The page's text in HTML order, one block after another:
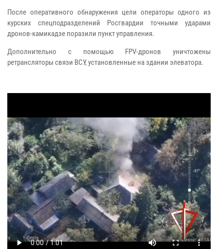
После оперативного обнаружения цели операторы одного из
курских спецподразделений Росгвардии точными ударами
дронов-камикадзе поразили пункт управления.
Дополнительно с помощью FPV-дронов уничтожены
ретрансляторы связи ВСУ, установленные на здании элеватора.